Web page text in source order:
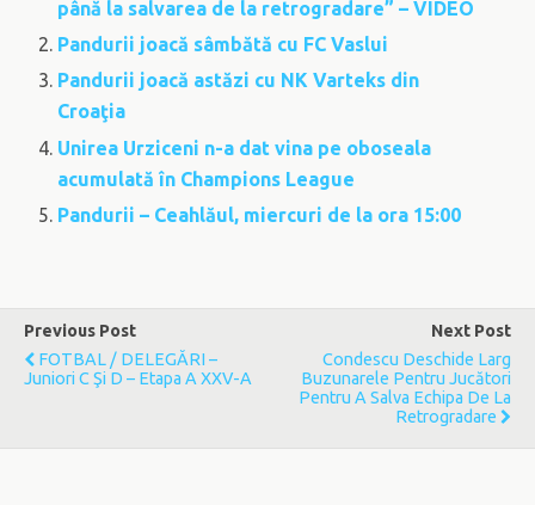
până la salvarea de la retrogradare” – VIDEO
Pandurii joacă sâmbătă cu FC Vaslui
Pandurii joacă astăzi cu NK Varteks din
Croaţia
Unirea Urziceni n-a dat vina pe oboseala
acumulată în Champions League
Pandurii – Ceahlăul, miercuri de la ora 15:00
Previous Post
FOTBAL / DELEGĂRI –
Juniori C Şi D – Etapa A XXV-A
Next Post
Condescu Deschide Larg
Buzunarele Pentru Jucători
Pentru A Salva Echipa De La
Retrogradare